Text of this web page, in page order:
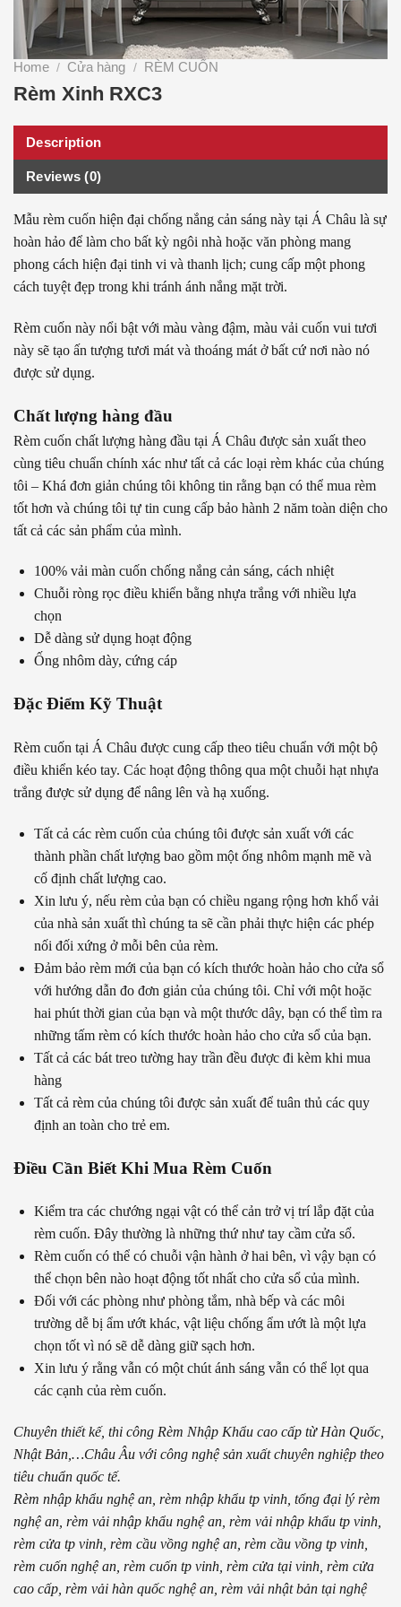
Home / Cửa hàng / RÈM CUỐN
Rèm Xinh RXC3
Description
Reviews (0)
Mẫu rèm cuốn hiện đại chống nắng cản sáng này tại Á Châu là sự
hoàn hảo để làm cho bất kỳ ngôi nhà hoặc văn phòng mang
phong cách hiện đại tinh vi và thanh lịch; cung cấp một phong
cách tuyệt đẹp trong khi tránh ánh nắng mặt trời.
Rèm cuốn này nổi bật với màu vàng đậm, màu vải cuốn vui tươi
này sẽ tạo ấn tượng tươi mát và thoáng mát ở bất cứ nơi nào nó
được sử dụng.
Chất lượng hàng đầu
Rèm cuốn chất lượng hàng đầu tại Á Châu được sản xuất theo
cùng tiêu chuẩn chính xác như tất cả các loại rèm khác của chúng
tôi – Khá đơn giản chúng tôi không tin rằng bạn có thể mua rèm
tốt hơn và chúng tôi tự tin cung cấp bảo hành 2 năm toàn diện cho
tất cả các sản phẩm của mình.
100% vải màn cuốn chống nắng cản sáng, cách nhiệt
Chuỗi ròng rọc điều khiển bằng nhựa trắng với nhiều lựa
chọn
Dễ dàng sử dụng hoạt động
Ống nhôm dày, cứng cáp
Đặc Điểm Kỹ Thuật
Rèm cuốn tại Á Châu được cung cấp theo tiêu chuẩn với một bộ
điều khiển kéo tay. Các hoạt động thông qua một chuỗi hạt nhựa
trắng được sử dụng để nâng lên và hạ xuống.
Tất cả các rèm cuốn của chúng tôi được sản xuất với các
thành phần chất lượng bao gồm một ống nhôm mạnh mẽ và
cố định chất lượng cao.
Xin lưu ý, nếu rèm của bạn có chiều ngang rộng hơn khổ vải
của nhà sản xuất thì chúng ta sẽ cần phải thực hiện các phép
nối đối xứng ở mỗi bên của rèm.
Đảm bảo rèm mới của bạn có kích thước hoàn hảo cho cửa sổ
với hướng dẫn đo đơn giản của chúng tôi. Chỉ với một hoặc
hai phút thời gian của bạn và một thước dây, bạn có thể tìm ra
những tấm rèm có kích thước hoàn hảo cho cửa sổ của bạn.
Tất cả các bát treo tường hay trần đều được đi kèm khi mua
hàng
Tất cả rèm của chúng tôi được sản xuất để tuân thủ các quy
định an toàn cho trẻ em.
Điều Cần Biết Khi Mua Rèm Cuốn
Kiểm tra các chướng ngại vật có thể cản trở vị trí lắp đặt của
rèm cuốn. Đây thường là những thứ như tay cầm cửa sổ.
Rèm cuốn có thể có chuỗi vận hành ở hai bên, vì vậy bạn có
thể chọn bên nào hoạt động tốt nhất cho cửa sổ của mình.
Đối với các phòng như phòng tắm, nhà bếp và các môi
trường dễ bị ẩm ướt khác, vật liệu chống ẩm ướt là một lựa
chọn tốt vì nó sẽ dễ dàng giữ sạch hơn.
Xin lưu ý rằng vẫn có một chút ánh sáng vẫn có thể lọt qua
các cạnh của rèm cuốn.
Chuyên thiết kế, thi công Rèm Nhập Khẩu cao cấp từ Hàn Quốc,
Nhật Bản,…Châu Âu với công nghệ sản xuất chuyên nghiệp theo
tiêu chuẩn quốc tế.
Rèm nhập khẩu nghệ an, rèm nhập khẩu tp vinh, tổng đại lý rèm
nghệ an, rèm vải nhập khẩu nghệ an, rèm vải nhập khẩu tp vinh,
rèm cửa tp vinh, rèm cầu vồng nghệ an, rèm cầu vồng tp vinh,
rèm cuốn nghệ an, rèm cuốn tp vinh, rèm cửa tại vinh, rèm cửa
cao cấp, rèm vải hàn quốc nghệ an, rèm vải nhật bản tại nghệ